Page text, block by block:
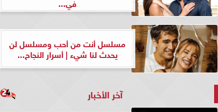
مسلسل أنت من أحب ومسلسل لن
يحدث لنا شيء | أسرار النجاح...
آخر الأخبار